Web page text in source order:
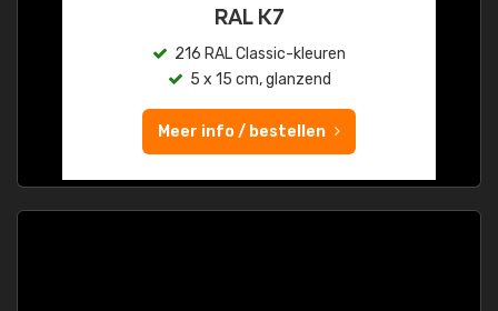
RAL K7
216 RAL Classic-kleuren
5 x 15 cm, glanzend
Meer info / bestellen